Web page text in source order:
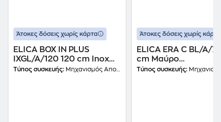
Άτοκες δόσεις χωρίς κάρτα
ELICA BOX IN PLUS
IXGL/A/120 120 cm Inox
Μηχανισμός
Τύπος συσκευής: Μηχανισμός Απορρόφησης
Άτοκες δόσεις χωρίς κάρτα
ELICA ERA C BL/A/
cm Μαύρο
Απορροφητήρας
Τύπος συσκευής: Μηχανισμός